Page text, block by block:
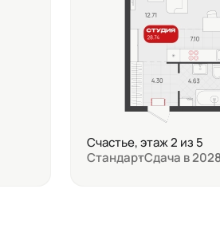
Счастье, этаж 2 из 5
СтандартСдача в 2028